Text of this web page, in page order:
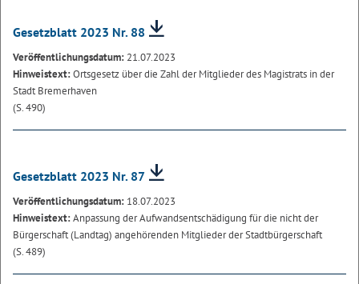
Gesetzblatt 2023 Nr. 88
Veröffentlichungsdatum: 21.07.2023
Hinweistext:Ortsgesetz über die Zahl der Mitglieder des Magistrats in der
Stadt Bremerhaven
(S. 490)
Gesetzblatt 2023 Nr. 87
Veröffentlichungsdatum: 18.07.2023
Hinweistext:Anpassung der Aufwandsentschädigung für die nicht der
Bürgerschaft (Landtag) angehörenden Mitglieder der Stadtbürgerschaft
(S. 489)